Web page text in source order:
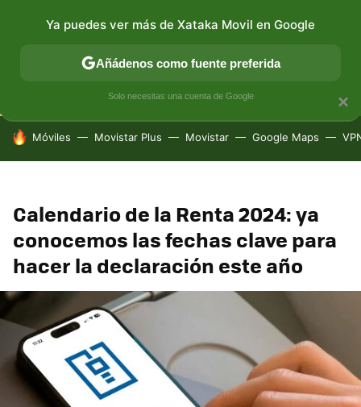
CONECTIVIDAD MÓVIL Y SOCIEDAD APLICACIONES
HOY SE HABLA DE
Móviles Movistar Plus Movistar Google Maps
Calendario de la Renta 2024: ya
conocemos las fechas clave para
hacer la declaración este año
×
Ya puedes ver más de Xataka Movil en Google
Añádenos como fuente preferida
Solo necesitas una cuenta de Google